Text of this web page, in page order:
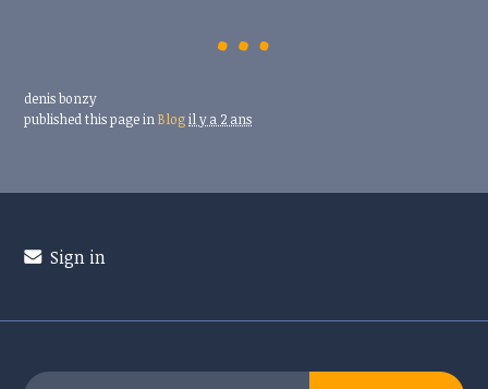
denis bonzy
published this page inBlog il y a 2 ans
Sign in